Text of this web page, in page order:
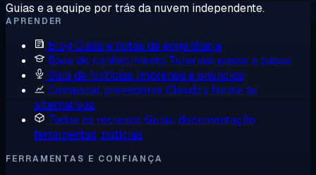
Guias e a equipe por trás da nuvem independente.
APRENDER
Blog Guias e notas de engenharia
Base de conhecimento Tutoriais passo a passo
Sala de Notícias Imprensa e anúncios
Comparar provedores Cloudzy frente às
alternativas
Todos os recursos Guias, documentação,
ferramentas, notícias
FERRAMENTAS E CONFIANÇA